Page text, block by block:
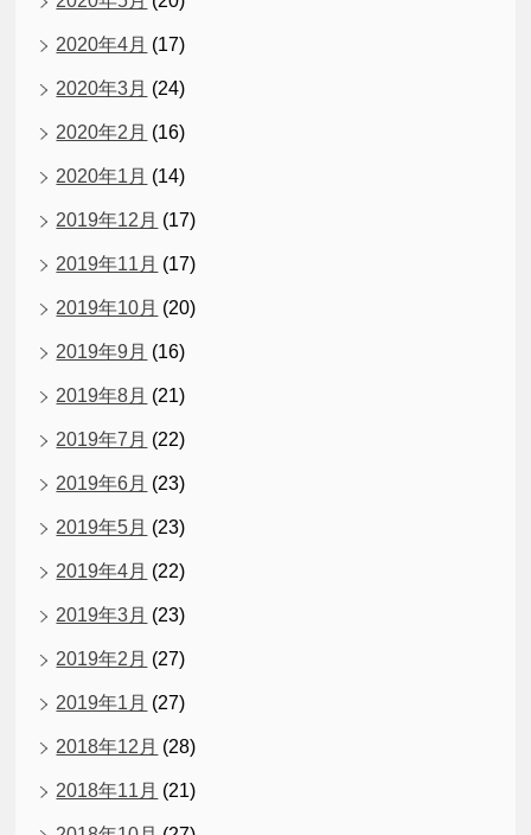
2020年4月 (17)
2020年3月 (24)
2020年2月 (16)
2020年1月 (14)
2019年12月 (17)
2019年11月 (17)
2019年10月 (20)
2019年9月 (16)
2019年8月 (21)
2019年7月 (22)
2019年6月 (23)
2019年5月 (23)
2019年4月 (22)
2019年3月 (23)
2019年2月 (27)
2019年1月 (27)
2018年12月 (28)
2018年11月 (21)